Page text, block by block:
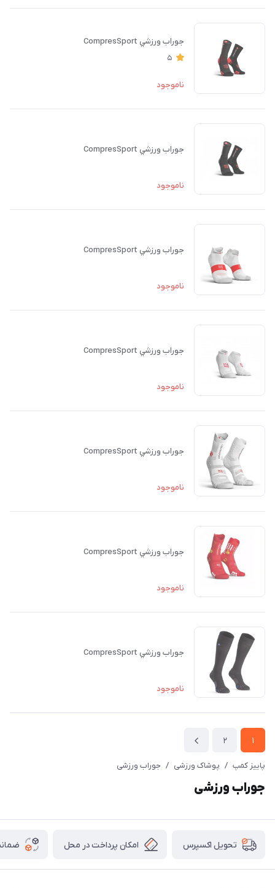
جوراب ورزشي CompresSport
5
ناموجود
جوراب ورزشي CompresSport
ناموجود
جوراب ورزشي CompresSport
ناموجود
جوراب ورزشي CompresSport
ناموجود
جوراب ورزشي CompresSport
ناموجود
جوراب ورزشي CompresSport
ناموجود
جوراب ورزشي CompresSport
ناموجود
1
2
پاییز کمپ / پوشاک ورزشی / جوراب ورزشی
جوراب ورزشی
تحویل اکسپرس امکان پرداخت در محل